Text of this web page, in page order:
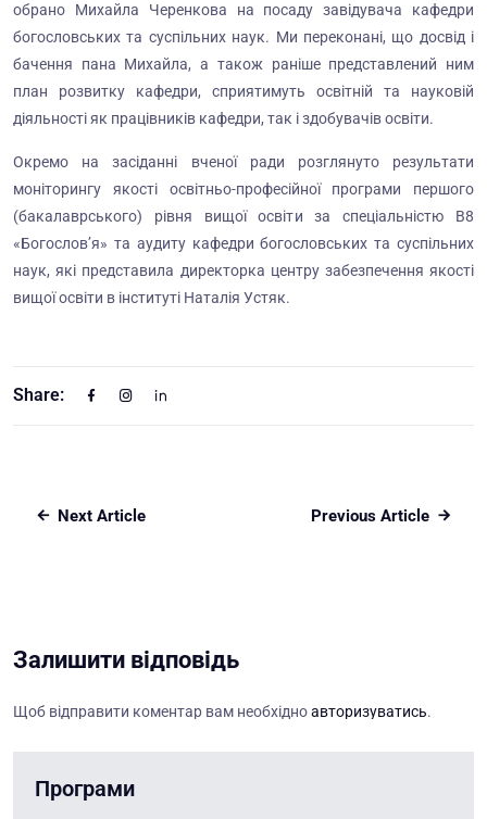
обрано Михайла Черенкова на посаду завідувача кафедри
богословських та суспільних наук. Ми переконані, що досвід і
бачення пана Михайла, а також раніше представлений ним
план розвитку кафедри, сприятимуть освітній та науковій
діяльності як працівників кафедри, так і здобувачів освіти.
Окремо на засіданні вченої ради розглянуто результати
моніторингу якості освітньо-професійної програми першого
(бакалаврського) рівня вищої освіти за спеціальністю B8
«Богослов’я» та аудиту кафедри богословських та суспільних
наук, які представила директорка центру забезпечення якості
вищої освіти в інституті Наталія Устяк.
Share:
Next Article Previous Article
Залишити відповідь
Щоб відправити коментар вам необхідноавторизуватись.
Програми